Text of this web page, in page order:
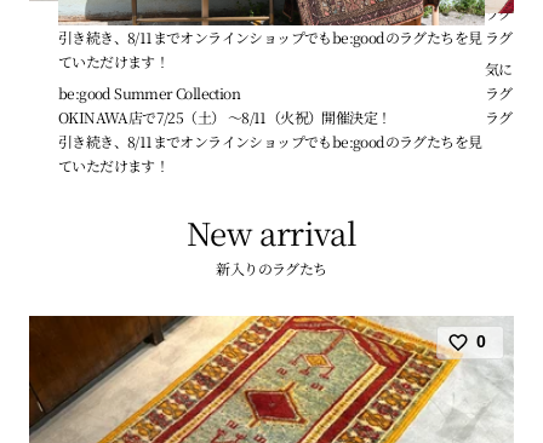
OKINAWA店で7/25（土） ～8/11（火祝）開催決定！
引き続き、8/11までオンラインショップでもbe:goodのラグたちを見
ていただけます！
be:good Summer Collection
OKINAWA店で7/25（土） ～8/11（火祝）開催決定！
引き続き、8/11までオンラインショップでもbe:goodのラグたちを見
ていただけます！
ラグを
ラグと
気にな
ラグを
ラグと
New arrival
新入りのラグたち
0